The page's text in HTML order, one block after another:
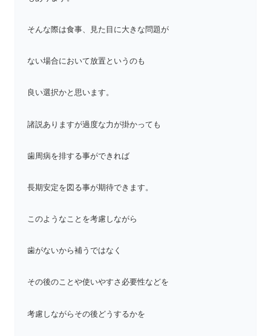
そんな際は食事、見た目に大きな問題が
ない場合において放置というのも
良い選択かと思います。
諸説ありますが過度な力が掛かっても
歯周病を排する事ができれば
長期安定を図る事が期待できます。
このようなことを考慮しながら
歯がないから補うではなく
その後のことや使いやすさ必要性などを
考慮しながらその後どうするかを